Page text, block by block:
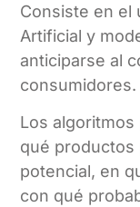
Consiste en el
Artificial y
anticiparse al
consumidores.
Los
qué productos
potencial, en
con qué